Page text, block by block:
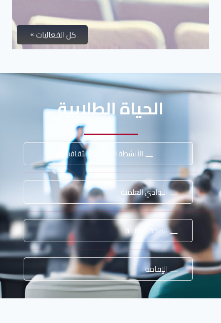
كل الفعاليات
الحياة الطلابية
الأنشطة الرياضية والثقافية
النوادي العلمية
الصحة الطلابية
الإقامة